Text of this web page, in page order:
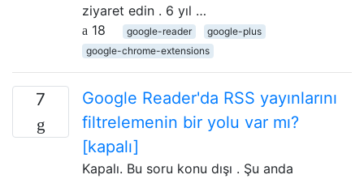
ziyaret edin . 6 yıl …
18
google-reader
google-plus
google-chrome-extensions
7
Google Reader'da RSS yayınlarını
filtrelemenin bir yolu var mı?
[kapalı]
Kapalı. Bu soru konu dışı . Şu anda